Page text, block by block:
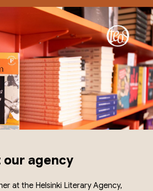
agency
at the Helsinki Literary Agency,